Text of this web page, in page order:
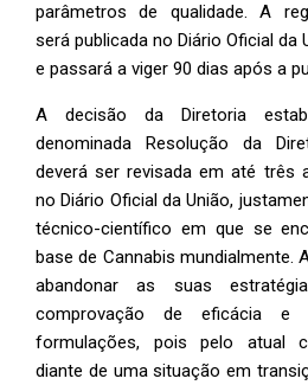
parâmetros de qualidade. A
será publicada no Diário Oficial da
e passará a viger 90 dias após a
A decisão da Diretoria
denominada Resolução da
deverá ser revisada em até três
no Diário Oficial da União,
técnico-científico em que se
base de Cannabis mundialmente.
abandonar as suas
comprovação de eficácia e
formulações, pois pelo atual
diante de uma situação em